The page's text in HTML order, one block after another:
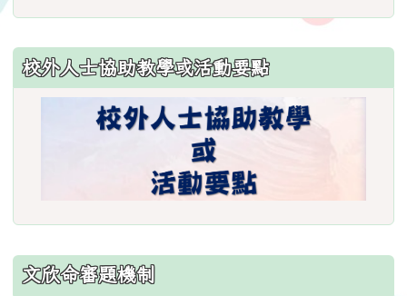
ncsn=11&nsn=29
\
校外人士協助教學或活動要點
文欣命審題機制